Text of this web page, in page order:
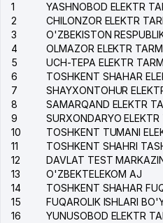
1
2
3
4
5
6
7
8
9
10
11
12
13
O'ZBEKTELEKOM AJ
14
15
16